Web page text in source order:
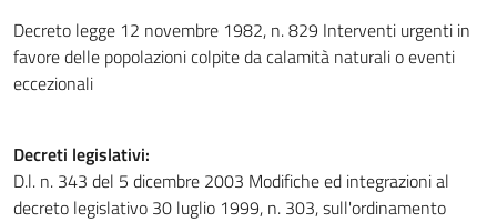
Decreto legge 12 novembre 1982, n. 829 Interventi urgenti in
favore delle popolazioni colpite da calamità naturali o eventi
eccezionali
Decreti legislativi:
D.l. n. 343 del 5 dicembre 2003 Modifiche ed integrazioni al
decreto legislativo 30 luglio 1999, n. 303, sull'ordinamento